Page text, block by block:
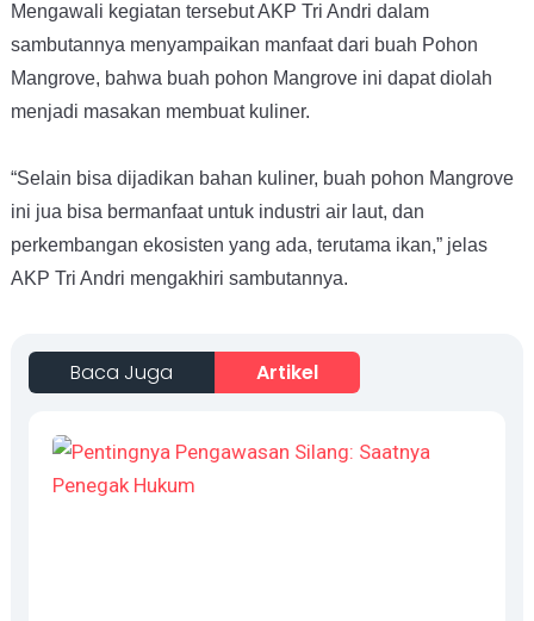
Mengawali kegiatan tersebut AKP Tri Andri dalam
sambutannya menyampaikan manfaat dari buah Pohon
Mangrove, bahwa buah pohon Mangrove ini dapat diolah
menjadi masakan membuat kuliner.
“Selain bisa dijadikan bahan kuliner, buah pohon Mangrove
ini jua bisa bermanfaat untuk industri air laut, dan
perkembangan ekosisten yang ada, terutama ikan,” jelas
AKP Tri Andri mengakhiri sambutannya.
Baca Juga Artikel